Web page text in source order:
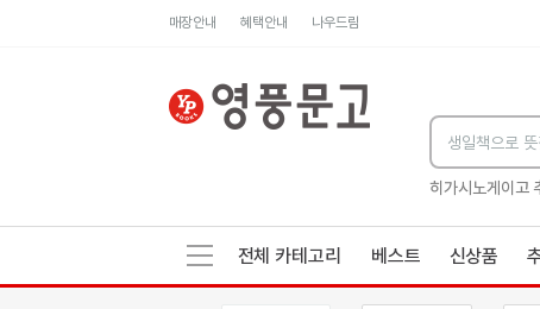
매장안내 혜택안내 나우드림
히가시노게이고
전체 카테고리 베스트 신상품